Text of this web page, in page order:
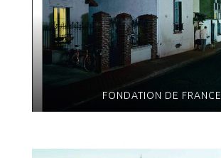
FONDATION DE FRANCE